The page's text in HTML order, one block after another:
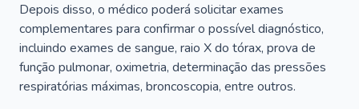
Depois disso, o médico poderá solicitar exames
complementares para confirmar o possível diagnóstico,
incluindo exames de sangue, raio X do tórax, prova de
função pulmonar, oximetria, determinação das pressões
respiratórias máximas, broncoscopia, entre outros.